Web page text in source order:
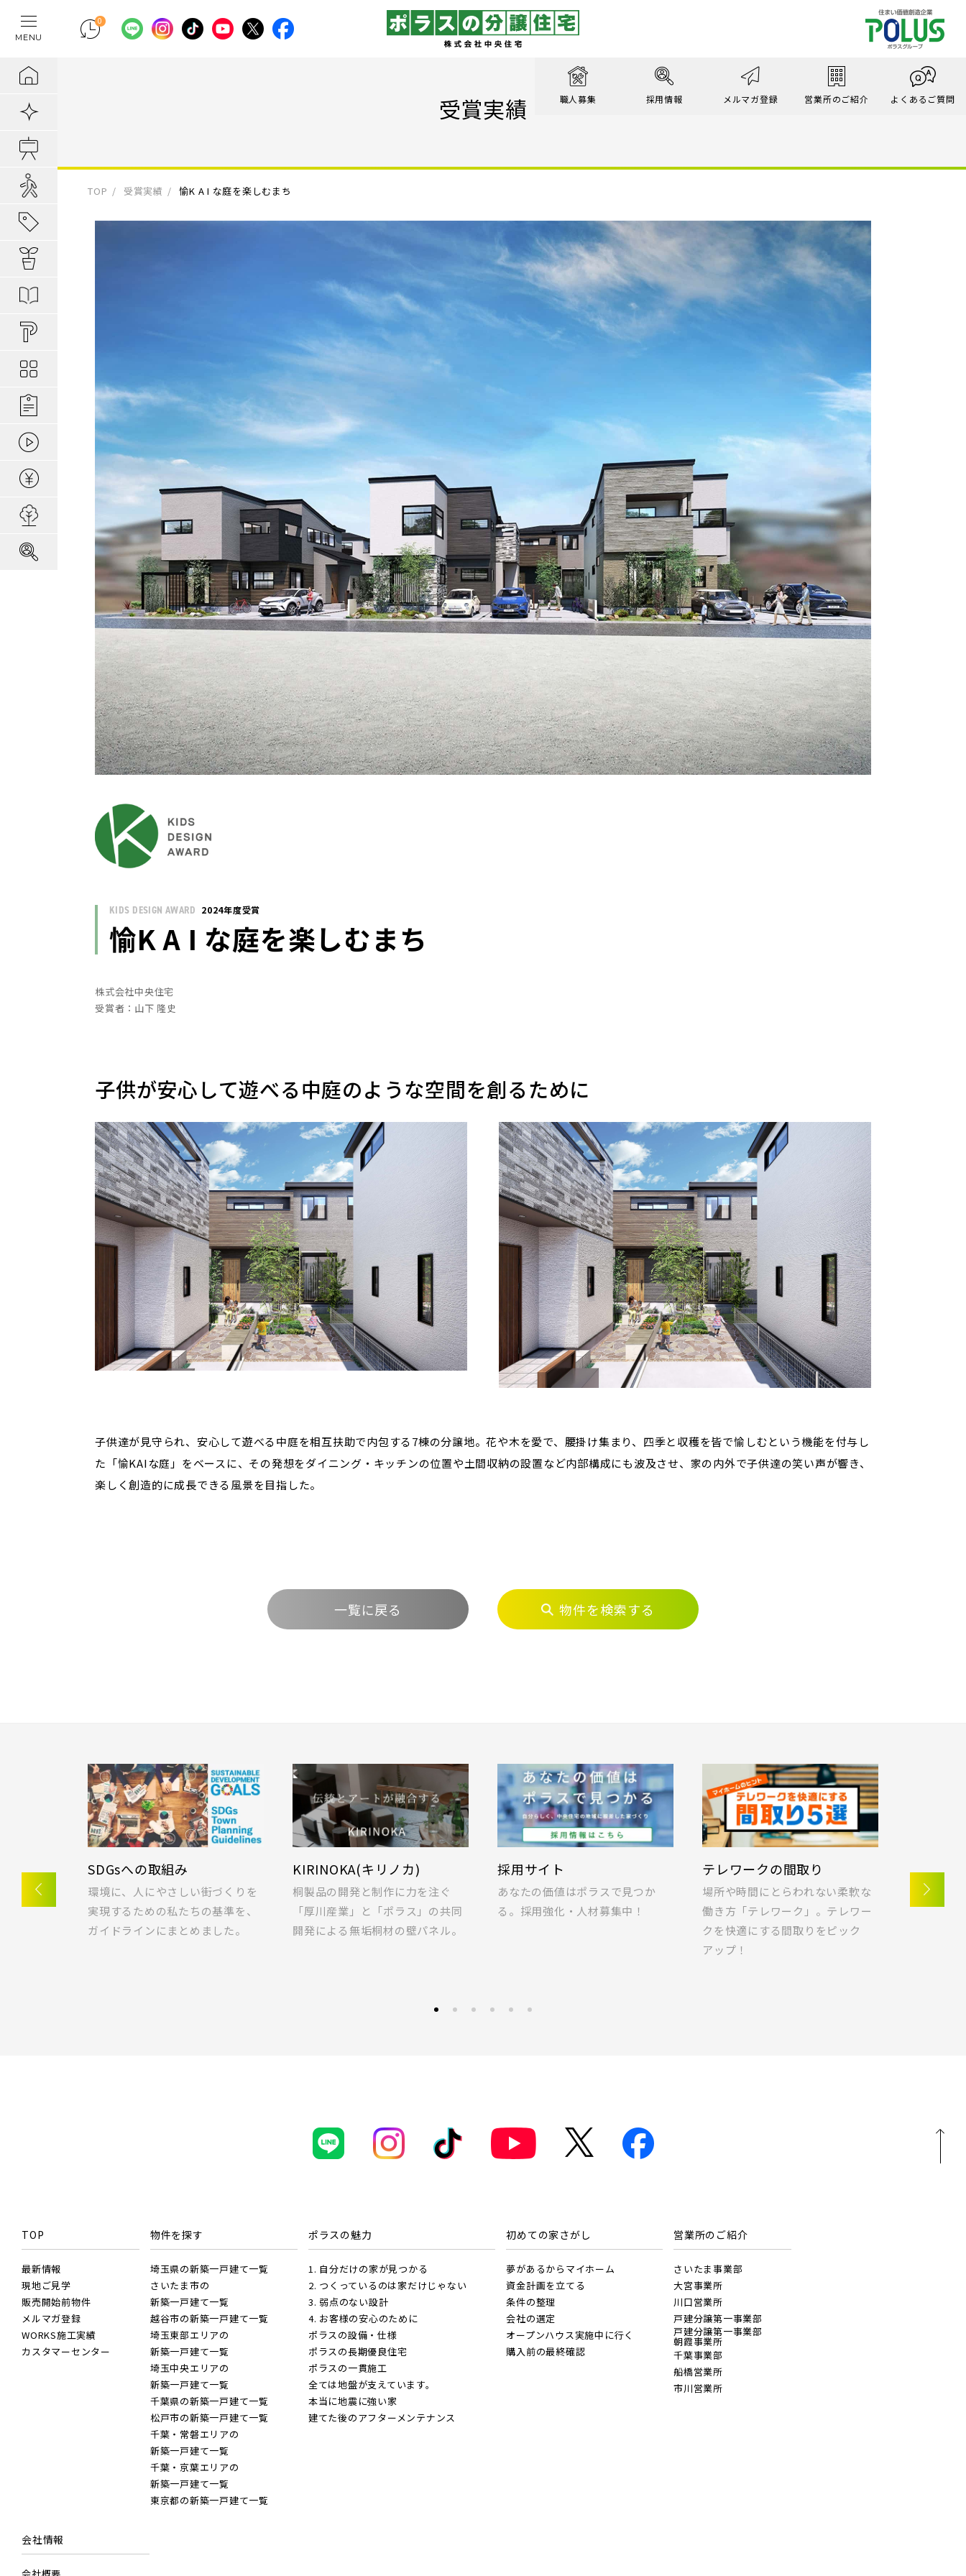
0
職人募集 採用情報 メルマガ登録 営業所のご紹介 よくあるご質問
MENU
オ―プンハウス実施中
地域から暮らしを知る
歴史の趣き深い街
家のコト
子育てのコト
あってよかった！ポラスの標準仕様【安心・くつろぎ編】
分譲地ってなにがいいの？ Vol.1 コミュニティを育む
分譲地ってなにがいいの？ Vol.2 緑と景観を育む
分譲地ってなにがいいの？ Vol.3 安心・安全を育む
コンセプトのある街ってどんなマチ？
森の空気を楽しむ“木”を採り入れた優しい住まい
冬の暮らしを快適に
ポラスの設備・仕様
全ては地盤が支えています。
本当に地震に強い家
建てた後のアフターメンテナンス
施工実績
快適がつづく！ポラスの長期優良住宅
家族にやさしい家づくり WELLNESS LIFE
動画ギャラリー
住宅ローンシミュレーター
採用情報
受賞実績
TOP 受賞実績 愉K A I な庭を楽しむまち
KIDS DESIGN AWARD 2024年度受賞
愉K A I な庭を楽しむまち
株式会社中央住宅
受賞者：山下 隆史
子供が安心して遊べる中庭のような空間を創るために
子供達が見守られ、安心して遊べる中庭を相互扶助で内包する7棟の分譲地。花や木を愛で、腰掛け集まり、四季と収穫を皆で愉しむという機能を付与し
た「愉KAIな庭」をベースに、その発想をダイニング・キッチンの位置や土間収納の設置など内部構成にも波及させ、家の内外で子供達の笑い声が響き、
楽しく創造的に成長できる風景を目指した。
一覧に戻る 物件を検索する
建てを
希望の条
SDGsへの取組み
環境に、人にやさしい街づくりを
実現するための私たちの基準を、
ガイドラインにまとめました。
KIRINOKA(キリノカ)
桐製品の開発と制作に力を注ぐ
「厚川産業」と「ポラス」の共同
開発による無垢桐材の壁パネル。
採用サイト
あなたの価値はポラスで見つか
る。採用強化・人材募集中！
テレワークの間取り
場所や時間にとらわれない柔軟な
働き方「テレワーク」。テレワー
クを快適にする間取りをピック
アップ！
ラクに
快適な暮
ポラスの
TOP
最新情報
現地ご見学
販売開始前物件
メルマガ登録
WORKS施工実績
カスタマーセンター
物件を探す
埼玉県の新築一戸建て一覧
さいたま市の
新築一戸建て一覧
越谷市の新築一戸建て一覧
埼玉東部エリアの
新築一戸建て一覧
埼玉中央エリアの
新築一戸建て一覧
千葉県の新築一戸建て一覧
松戸市の新築一戸建て一覧
千葉・常磐エリアの
新築一戸建て一覧
千葉・京葉エリアの
新築一戸建て一覧
東京都の新築一戸建て一覧
ポラスの魅力
1. 自分だけの家が見つかる
2. つくっているのは家だけじゃない
3. 弱点のない設計
4. お客様の安心のために
ポラスの設備・仕様
ポラスの長期優良住宅
ポラスの一貫施工
全ては地盤が支えています。
本当に地震に強い家
建てた後のアフターメンテナンス
初めての家さがし
夢があるからマイホーム
資金計画を立てる
条件の整理
会社の選定
オープンハウス実施中に行く
購入前の最終確認
営業所のご紹介
さいたま事業部
大宮事業所
川口営業所
戸建分譲第一事業部
戸建分譲第一事業部
朝霞事業所
千葉事業部
船橋営業所
市川営業所
会社情報